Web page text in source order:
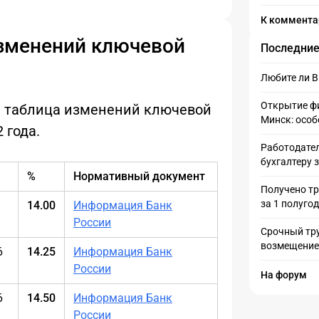
ключевой
изменений ключевой
% Нормативный документ
14.00
Информация Банк
России
14.25
Информация Банк
России
14.50
Информация Банк
России
К
Любите ли
Открытие
Минск:
бухгалтеру
Получено
за 1
Срочный
На форум